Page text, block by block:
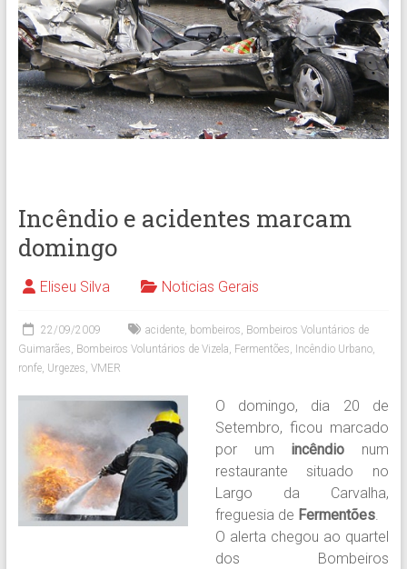
Incêndio e acidentes marcam
domingo
Eliseu Silva Noticias Gerais
22/09/2009 acidente, bombeiros, Bombeiros Voluntários de
Guimarães, Bombeiros Voluntários de Vizela, Fermentões, Incêndio Urbano,
ronfe, Urgezes, VMER
O domingo, dia 20 de
Setembro, ficou marcado
por um incêndio num
restaurante situado no
Largo da Carvalha,
freguesia de Fermentões.
O alerta chegou ao quartel
dos Bombeiros